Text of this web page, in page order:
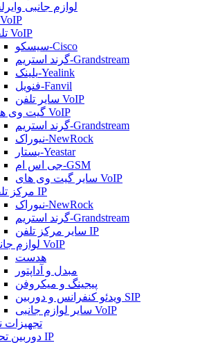
لوازم جانبی
تجهیزات VoIP
تلفن VoIP
سیسکو-Cisco
گرند استریم-Grandstream
یلینک-Yealink
فنویل-Fanvil
سایر تلفن VoIP
گیت وی های VoIP
گرند استریم-Grandstream
نیوراک-NewRock
یستار-Yeastar
جی اس ام-GSM
سایر گیت وی های VoIP
مرکز تلفن IP
نیوراک-NewRock
گرند استریم-Grandstream
سایر مرکز تلفن IP
لوازم جانبی VoIP
هدست
مبدل و آداپتور
پیجینگ و میکروفن
ویدئو کنفرانس و دوربین SIP
سایر لوازم جانبی VoIP
دوربین تحت شبکه IP